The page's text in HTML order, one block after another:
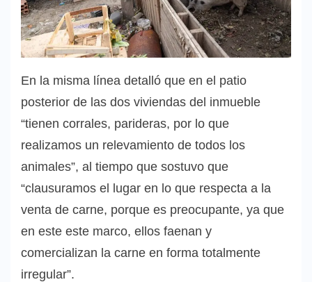
En la misma línea detalló que en el patio
posterior de las dos viviendas del inmueble
“tienen corrales, parideras, por lo que
realizamos un relevamiento de todos los
animales”, al tiempo que sostuvo que
“clausuramos el lugar en lo que respecta a la
venta de carne, porque es preocupante, ya que
en este este marco, ellos faenan y
comercializan la carne en forma totalmente
irregular”.